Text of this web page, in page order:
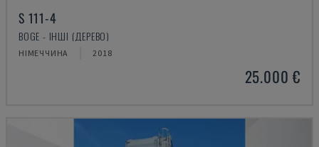
S 111-4
BOGE - ІНШІ (ДЕРЕВО)
НІМЕЧЧИНА 2018
25.000 €